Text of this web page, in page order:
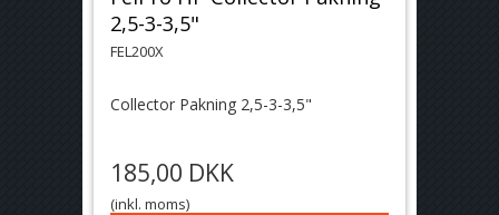
2,5-3-3,5"
FEL200X
Collector Pakning 2,5-3-3,5"
185,00 DKK
(inkl. moms)